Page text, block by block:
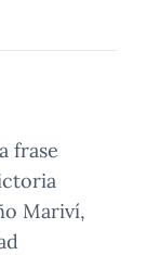
frase
Mariví,